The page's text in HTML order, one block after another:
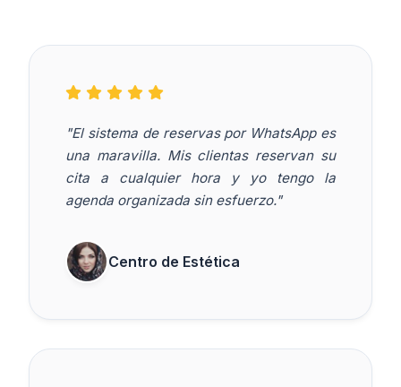
"El sistema de reservas por WhatsApp es
una maravilla. Mis clientas reservan su
cita a cualquier hora y yo tengo la
agenda organizada sin esfuerzo."
Centro de Estética